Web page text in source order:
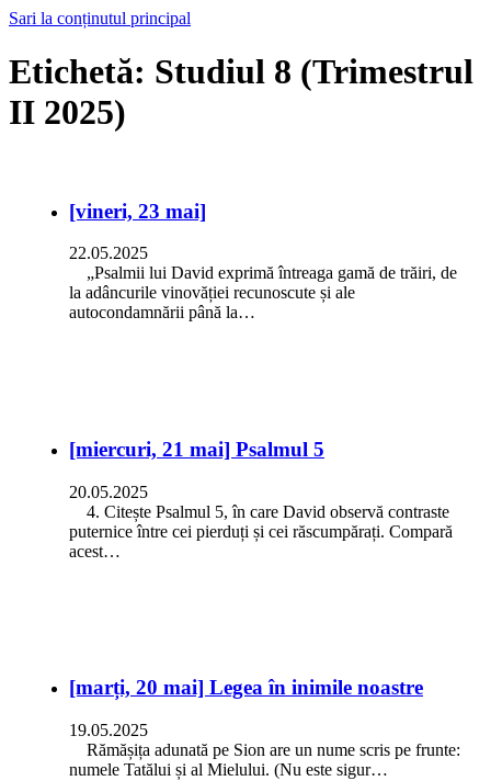
Sari la conținutul principal
Etichetă: Studiul 8 (Trimestrul
II 2025)
[vineri, 23 mai]
22.05.2025
„Psalmii lui David exprimă întreaga gamă de trăiri, de
la adâncurile vinovăției recunoscute și ale
autocondamnării până la…
[miercuri, 21 mai] Psalmul 5
20.05.2025
4. Citește Psalmul 5, în care David observă contraste
puternice între cei pierduți și cei răscumpărați. Compară
acest…
[marți, 20 mai] Legea în inimile noastre
19.05.2025
Rămășița adunată pe Sion are un nume scris pe frunte:
numele Tatălui și al Mielului. (Nu este sigur…